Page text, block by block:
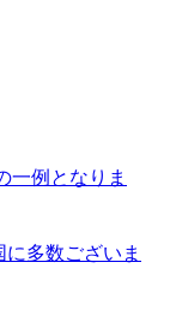
一例となりま
多数ございま